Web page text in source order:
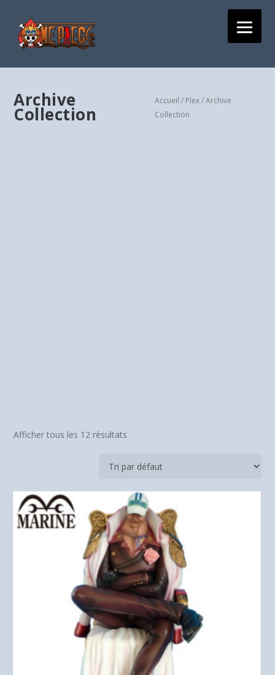
Archive
Collection
Accueil / Plex/ Archive
Collection
Afficher tous les 12 résultats